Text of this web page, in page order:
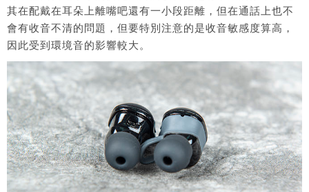
其在配戴在耳朵上離嘴吧還有一小段距離，但在通話上也不
會有收音不清的問題，但要特別注意的是收音敏感度算高，
因此受到環境音的影響較大。